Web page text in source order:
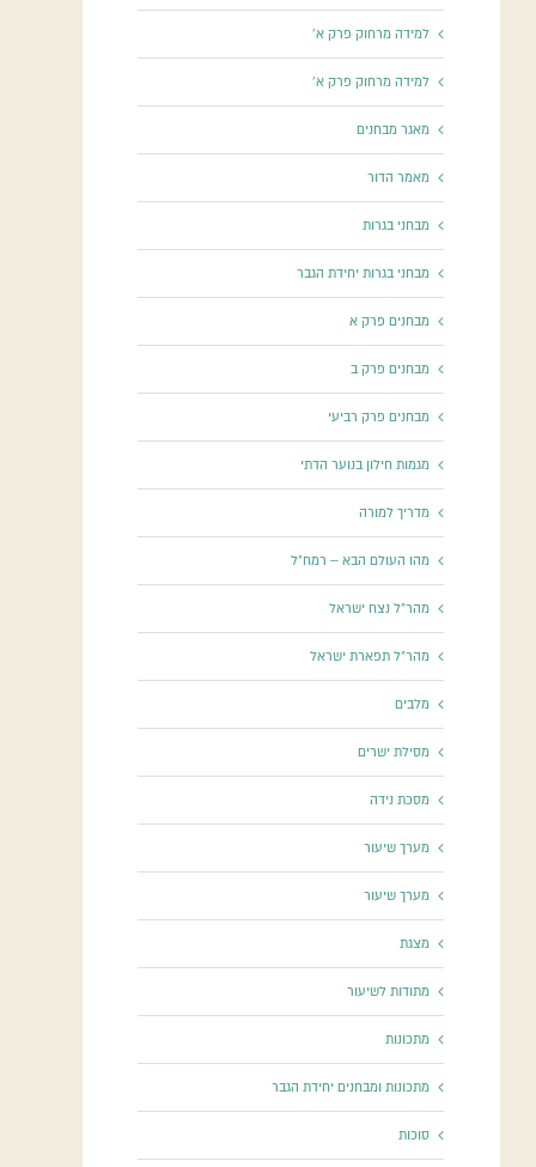
למידה מרחוק פרק א'
למידה מרחוק פרק א'
מאגר מבחנים
מאמר הדור
מבחני בגרות
מבחני בגרות יחידת הגבר
מבחנים פרק א
מבחנים פרק ב
מבחנים פרק רביעי
מגמות חילון בנוער הדתי
מדריך למורה
מהו העולם הבא – רמח"ל
מהר"ל נצח ישראל
מהר"ל תפארת ישראל
מלבים
מסילת ישרים
מסכת נידה
מערך שיעור
מערך שיעור
מצגת
מתודות לשיעור
מתכונות
מתכונות ומבחנים יחידת הגבר
סוכות